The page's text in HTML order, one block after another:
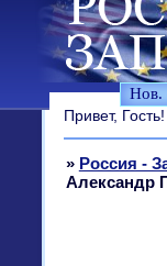
Нов.
Привет, Гость!
» Россия -
Александр